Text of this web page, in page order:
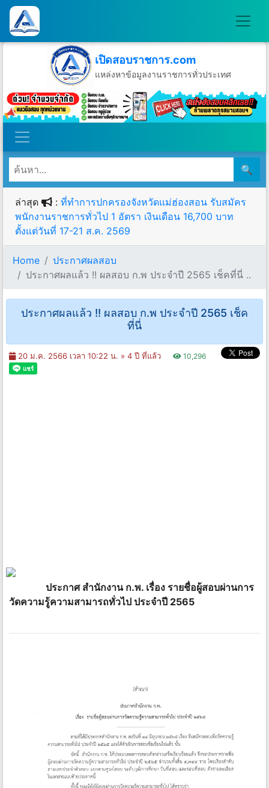
เปิดสอบราชการ.com
แหล่งหาข้อมูลงานราชการทั่วประเทศ
วันอาทิตย์ที่ 9 เดือนสิงหาคม พ.ศ.2569
🔍
ล่าสุด : ที่ทำการปกครองจังหวัดแม่ฮ่องสอน รับสมัคร
พนักงานราชการทั่วไป 1 อัตรา เงินเดือน 16,700 บาท
ตั้งแต่วันที่ 17-21 ส.ค. 2569
Home
ประกาศผลสอบ
ประกาศผลแล้ว !! ผลสอบ ก.พ ประจำปี 2565 เช็คที่นี่ ..
ประกาศผลแล้ว !! ผลสอบ ก.พ ประจำปี 2565 เช็ค
ที่นี่
20 ม.ค. 2566 เวลา 10:22 น. » 4 ปี ที่แล้ว 10,296
ประกาศ สำนักงาน ก.พ. เรื่อง รายชื่อผู้สอบผ่านการ
วัดความรู้ความสามารถทั่วไป ประจำปี 2565